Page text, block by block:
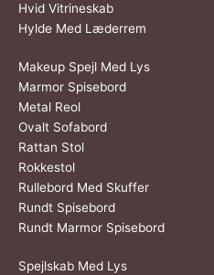
Hvid Vitrineskab
Hylde Med Læderrem
Makeup Spejl Med Lys
Marmor Spisebord
Metal Reol
Ovalt Sofabord
Rattan Stol
Rokkestol
Rullebord Med Skuffer
Rundt Spisebord
Rundt Marmor Spisebord
Spejlskab Med Lys